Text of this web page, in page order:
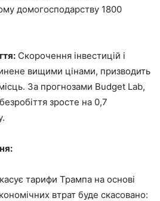
домогосподарству 1800
Скорочення інвестицій і
вищими цінами, призводить
За прогнозами Budget Lab,
зросте на 0,7
тарифи Трампа на основі
втрат буде скасовано: